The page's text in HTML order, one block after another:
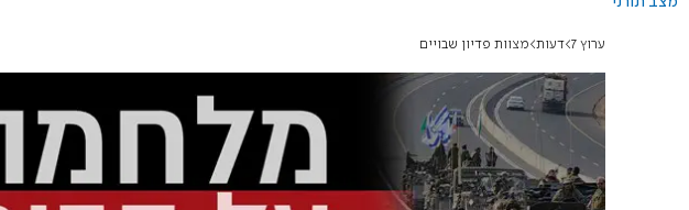
ערוץ 7 דעות מצוות פדיון שבויים